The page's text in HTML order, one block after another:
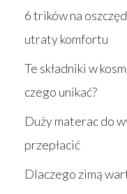
6 trików na
utraty komfortu
Te składniki w
czego unikać?
Duży materac do
przepłacić
Dlaczego zimą